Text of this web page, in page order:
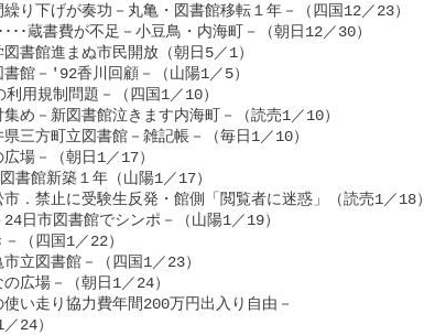
り下げが奏功－丸亀・図書館移転１年－（四国12／23）
･･蔵書費が不足－小豆鳥・内海町－（朝日12／30）
書館進まぬ市民開放（朝日5／1）
館－'92香川回顧－（山陽1／5）
用規制問題－（四国1／10）
め－新図書館泣きます内海町－（読売1／10）
三方町立図書館－雑記帳－（毎日1／10）
場－（朝日1／17）
書館新築１年（山陽1／17）
．禁止に受験生反発・館側「閲覧者に迷惑」（読売1／18）
日市図書館でシンポ－（山陽1／19）
（四国1／22）
立図書館－（四国1／23）
広場－（朝日1／24）
い走り協力費年間200万円出入り自由－
24）